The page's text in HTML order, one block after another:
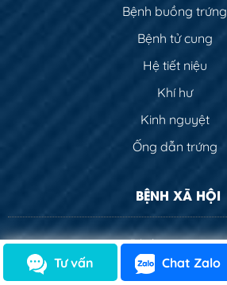
Bệnh buồng trứng
Bệnh tử cung
Hệ tiết niệu
Khí hư
Kinh nguyệt
Ống dẫn trứng
BỆNH XÃ HỘI
Bệnh giang mai
Bệnh lậu
Tư vấn Chat Zalo